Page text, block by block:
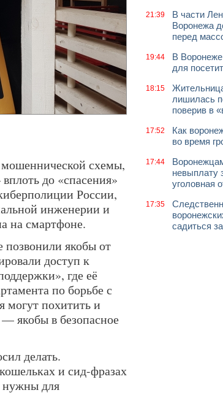
схемы,
до «спасения»
России,
инженерии и
на смартфоне.
якобы от
доступ к
где её
по борьбе с
могут похитить и
якобы в безопасное
делать.
и сид-фразах
нужны для
21:39
В части
Воронежа
перед
19:44
В
для
18:15
лишилась
поверив в
17:52
Как
во время
17:44
невыплату
уголовная
17:35
садиться